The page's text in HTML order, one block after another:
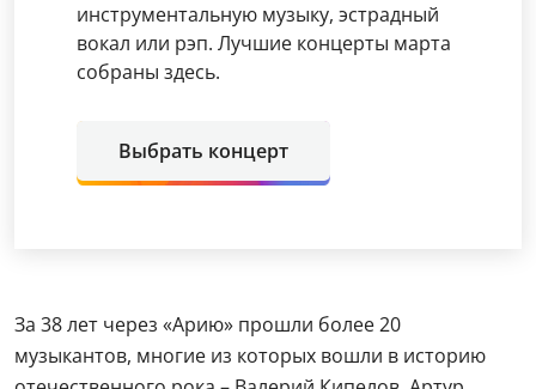
инструментальную музыку, эстрадный
вокал или рэп. Лучшие концерты марта
собраны здесь.
Выбрать концерт
За 38 лет через «Арию» прошли более 20
музыкантов, многие из которых вошли в историю